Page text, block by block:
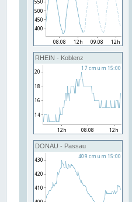
RHEIN - Koblenz
DONAU - Passau